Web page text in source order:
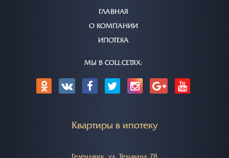
ГЛАВНАЯ
О КОМПАНИИ
ИПОТЕКА
МЫ В СОЦ.СЕТЯХ:
Квартиры в ипотеку
Геленджик, ул. Тельмана 78